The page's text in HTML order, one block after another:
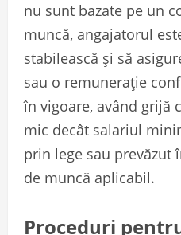
nu sunt bazate pe un
muncă, angajatorul
stabilească și să
sau o remunerație
în vigoare, având grijă
mic decât salariul
prin lege sau prevăzut
de muncă aplicabil.
Proceduri